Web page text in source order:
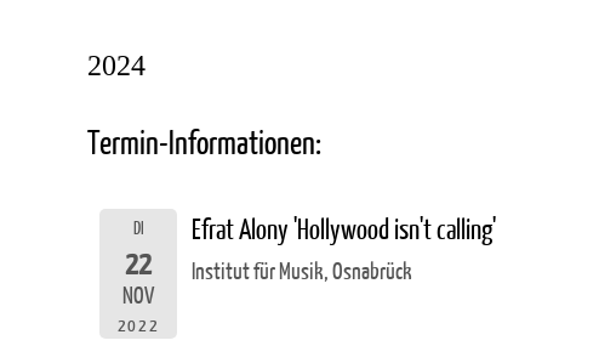
2024
Termin-Informationen:
DI
22
NOV
2022
Efrat Alony 'Hollywood isn't calling'
Institut für Musik, Osnabrück